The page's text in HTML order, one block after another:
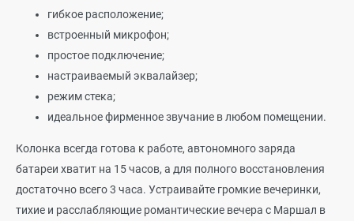
гибкое расположение;
встроенный микрофон;
простое подключение;
настраиваемый эквалайзер;
режим стека;
идеальное фирменное звучание в любом помещении.
Колонка всегда готова к работе, автономного заряда
батареи хватит на 15 часов, а для полного восстановления
достаточно всего 3 часа. Устраивайте громкие вечеринки,
тихие и расслабляющие романтические вечера с Маршал в